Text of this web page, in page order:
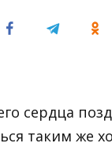
сердца
таким же